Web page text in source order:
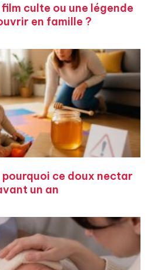
film culte ou une légende
en famille ?
pourquoi ce doux nectar
un an